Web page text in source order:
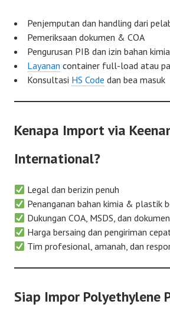
Penjemputan dan handling dari
Pemeriksaan dokumen & COA
Pengurusan PIB dan izin bahan
Layanan container full-load atau
Konsultasi HS Code dan bea masuk
Kenapa Import via
International?
Legal dan berizin penuh
Penanganan bahan kimia & plastik
Dukungan COA, MSDS, dan
Harga bersaing dan pengiriman
Tim profesional, amanah, dan
Siap Impor Polyethylene